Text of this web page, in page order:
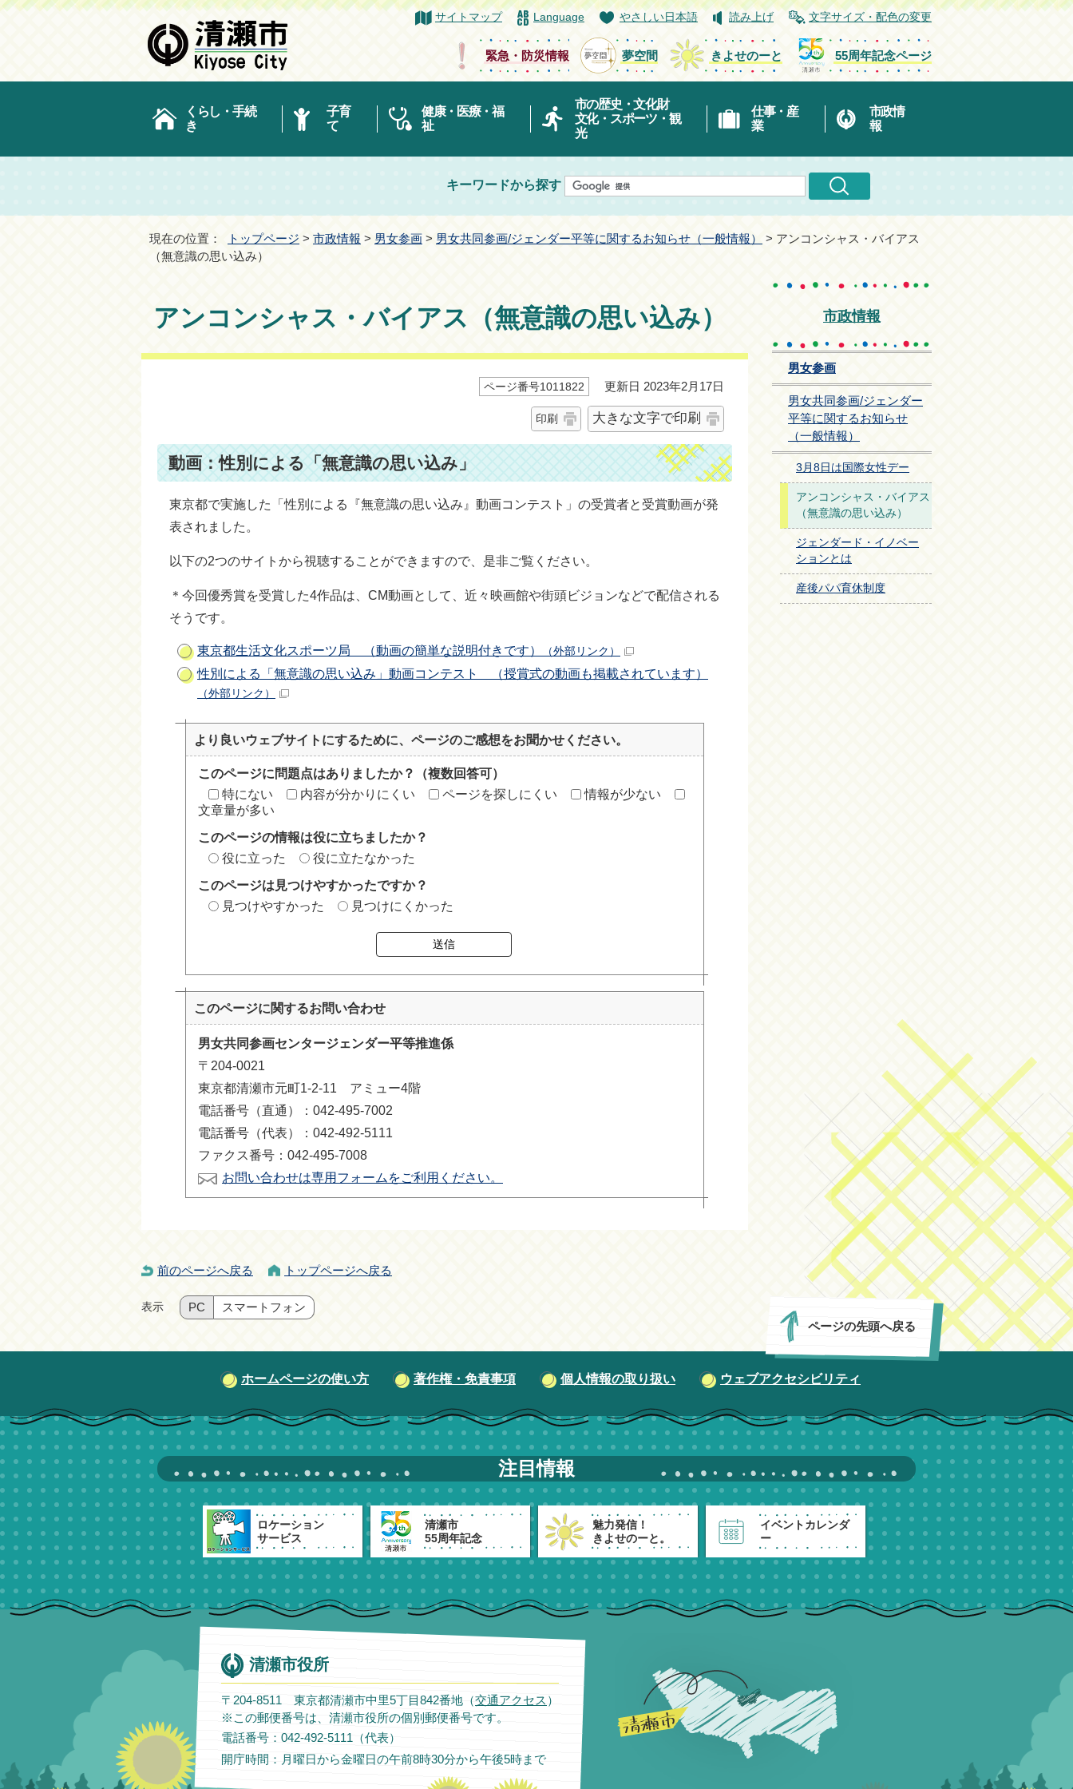
サイトマップ Language やさしい日本語 読み上げ 文字サイズ・配色の変更
緊急・防災情報 夢空間 きよせのーと 55周年記念ページ
くらし・手続
き
子育
て
健康・医療・福
祉
市の歴史・文化財
文化・スポーツ・観
光
仕事・産
業
市政情
報
キーワードから探す
現在の位置： トップページ > 市政情報 > 男女参画 > 男女共同参画/ジェンダー平等に関するお知らせ（一般情報）
> アンコンシャス・バイアス
（無意識の思い込み）
アンコンシャス・バイアス（無意識の思い込み）
ページ番号1011822 更新日 2023年2月17日
印刷 大きな文字で印刷
動画：性別による「無意識の思い込み」
東京都で実施した「性別による『無意識の思い込み』動画コンテスト」の受賞者と受賞動画が発
表されました。
以下の2つのサイトから視聴することができますので、是非ご覧ください。
＊今回優秀賞を受賞した4作品は、CM動画として、近々映画館や街頭ビジョンなどで配信される
そうです。
東京都生活文化スポーツ局 （動画の簡単な説明付きです） （外部リンク）
性別による「無意識の思い込み」動画コンテスト （授賞式の動画も掲載されています）
（外部リンク）
より良いウェブサイトにするために、ページのご感想をお聞かせください。
このページに問題点はありましたか？（複数回答可）
特にない
内容が分かりにくい ページを探しにくい
情報が少ない
文章量が多い
このページの情報は役に立ちましたか？
役に立った
役に立たなかった
このページは見つけやすかったですか？
見つけやすかった
見つけにくかった
送信
このページに関するお問い合わせ
男女共同参画センタージェンダー平等推進係
〒204-0021
東京都清瀬市元町1-2-11 アミュー4階
電話番号（直通）：042-495-7002
電話番号（代表）：042-492-5111
ファクス番号：042-495-7008
お問い合わせは専用フォームをご利用ください。
市政情報
男女参画
男女共同参画/ジェンダー
平等に関するお知らせ
（一般情報）
3月8日は国際女性デー
アンコンシャス・バイアス
（無意識の思い込み）
ジェンダード・イノベー
ションとは
産後パパ育休制度
ページの先頭へ戻る
前のページへ戻る トップページへ戻る
表示 PC スマートフォン
ホームページの使い方 著作権・免責事項 個人情報の取り扱い ウェブアクセシビリティ
注目情報
ロケーション
サービス
清瀬市
55周年記念
魅力発信！
きよせのーと。
イベントカレンダ
ー
清瀬市役所
〒204-8511 東京都清瀬市中里5丁目842番地（交通アクセス ）
※この郵便番号は、清瀬市役所の個別郵便番号です。
電話番号：042-492-5111（代表）
開庁時間：月曜日から金曜日の午前8時30分から午後5時まで